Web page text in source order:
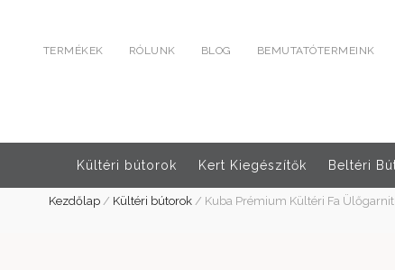
TERMÉKEK RÓLUNK BLOG BEMUTATÓTERMEINK
Kültéri bútorok Kert Kiegészítők Beltéri
Kezdőlap/ Kültéri bútorok/ Kuba Prémium Kültéri Fa